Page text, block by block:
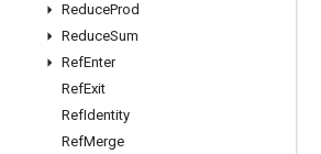
ReduceProd
ReduceSum
RefEnter
RefExit
RefIdentity
RefMerge